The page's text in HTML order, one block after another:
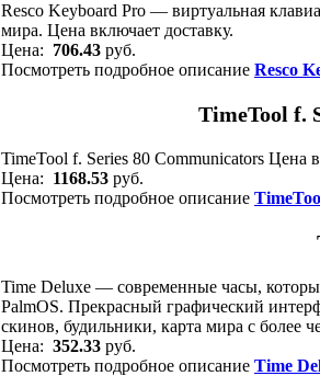
Resco Keyboard Pro — виртуальная
мира. Цена включает доставку.
Цена: 706.43 руб.
Посмотреть подробное описание Resco
TimeTool f.
TimeTool f. Series 80 Communicators Цена
Цена: 1168.53 руб.
Посмотреть подробное описание
Time Deluxe — современные часы,
PalmOS. Прекрасный графический
скинов, будильники, карта мира с более
Цена: 352.33 руб.
Посмотреть подробное описание Time